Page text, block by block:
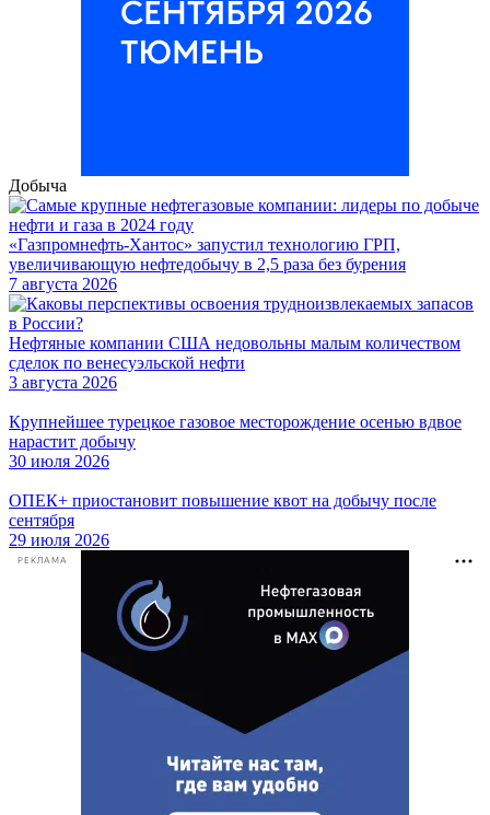
Добыча
«Газпромнефть-Хантос» запустил технологию ГРП,
увеличивающую нефтедобычу в 2,5 раза без бурения
7 августа 2026
Нефтяные компании США недовольны малым количеством
сделок по венесуэльской нефти
3 августа 2026
Крупнейшее турецкое газовое месторождение осенью вдвое
нарастит добычу
30 июля 2026
ОПЕК+ приостановит повышение квот на добычу после
сентября
29 июля 2026
РЕКЛАМА